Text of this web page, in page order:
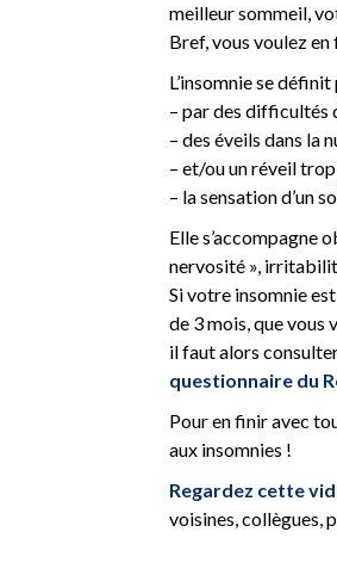
meilleur sommeil,
Bref, vous voulez
L’insomnie se
– par des difficultés
– des éveils dans la
– et/ou un réveil
– la sensation d’un
Elle s’accompagne
nervosité »,
Si votre insomnie
de 3 mois, que vous
il faut alors
questionnaire du
Pour en finir avec
aux insomnies !
Regardez cette
voisines, collègues,